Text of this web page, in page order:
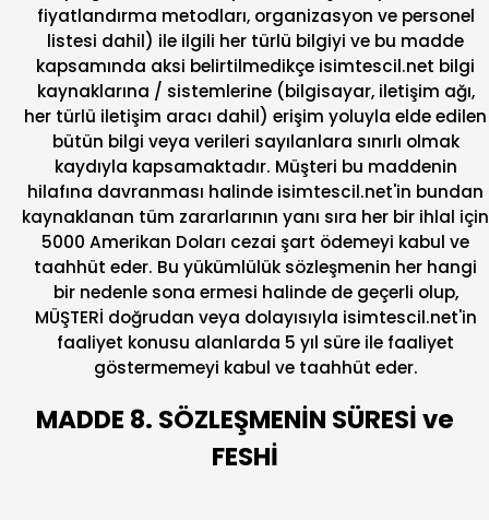
fiyatlandırma metodları, organizasyon ve personel
listesi dahil) ile ilgili her türlü bilgiyi ve bu madde
kapsamında aksi belirtilmedikçe isimtescil.net bilgi
kaynaklarına / sistemlerine (bilgisayar, iletişim ağı,
her türlü iletişim aracı dahil) erişim yoluyla elde edilen
bütün bilgi veya verileri sayılanlara sınırlı olmak
kaydıyla kapsamaktadır. Müşteri bu maddenin
hilafına davranması halinde isimtescil.net'in bundan
kaynaklanan tüm zararlarının yanı sıra her bir ihlal için
5000 Amerikan Doları cezai şart ödemeyi kabul ve
taahhüt eder. Bu yükümlülük sözleşmenin her hangi
bir nedenle sona ermesi halinde de geçerli olup,
MÜŞTERİ doğrudan veya dolayısıyla isimtescil.net'in
faaliyet konusu alanlarda 5 yıl süre ile faaliyet
göstermemeyi kabul ve taahhüt eder.
MADDE 8. SÖZLEŞMENİN SÜRESİ ve
FESHİ